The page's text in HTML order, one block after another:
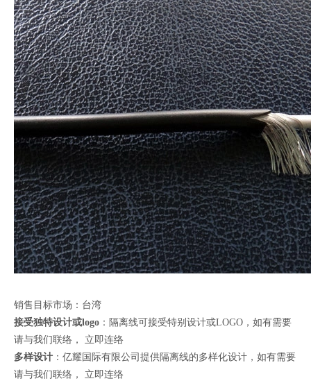
销售目标市场：台湾
接受独特设计或logo ：隔离线可接受特别设计或LOGO，如有需要
请与我们联络， 立即连络
多样设计 ：亿耀国际有限公司提供隔离线的多样化设计，如有需要
请与我们联络， 立即连络